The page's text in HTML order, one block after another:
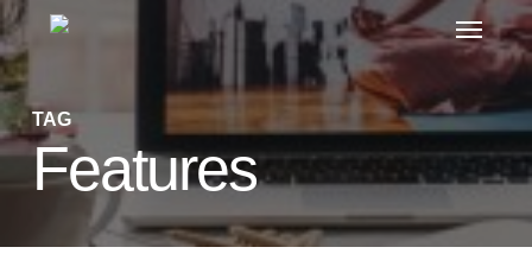
Skip
to
main
content
Menu
TAG
Features